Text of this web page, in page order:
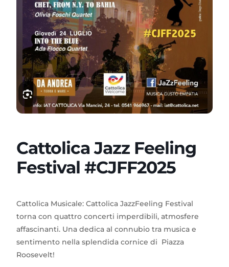
Cattolica Jazz Feeling
Festival #CJFF2025
Cattolica Musicale: Cattolica JazzFeeling Festival
torna con quattro concerti imperdibili, atmosfere
affascinanti. Una dedica al connubio tra musica e
sentimento nella splendida cornice di Piazza
Roosevelt!